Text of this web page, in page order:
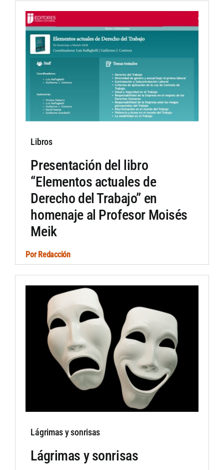
Libros
Presentación del libro
“Elementos actuales de
Derecho del Trabajo” en
homenaje al Profesor Moisés
Meik
PorRedacción
Lágrimas y sonrisas
Lágrimas y sonrisas